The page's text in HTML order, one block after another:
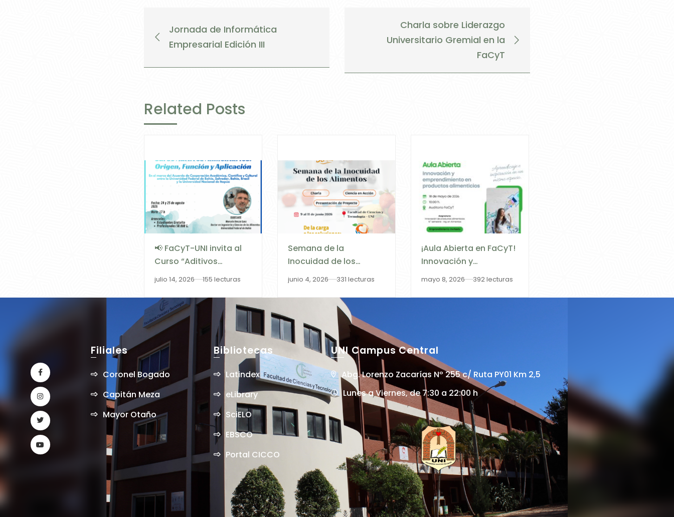
Jornada de Informática
Empresarial Edición III
Charla sobre Liderazgo
Universitario Gremial en la
FaCyT
Related Posts
📢 FaCyT-UNI invita al
Curso “Aditivos
Alimentarios: Origen,
en cooperación con la
Universidad Federal de
Bahía
julio 14, 2026 155 lecturas
Semana de la
Inocuidad de los
Alimentos 2026
junio 4, 2026 331 lecturas
¡Aula Abierta en FaCyT!
Innovación y
Emprendimiento en
mayo 8, 2026 392 lecturas
Filiales
Coronel Bogado
Capitán Meza
Mayor Otaño
Bibliotecas
Latindex
eLibrary
SciELO
EBSCO
Portal CICCO
UNI Campus Central
Abg. Lorenzo Zacarías Nº 255 c/ Ruta PY01 Km 2,5
Lunes a Viernes, de 7:30 a 22:00 h